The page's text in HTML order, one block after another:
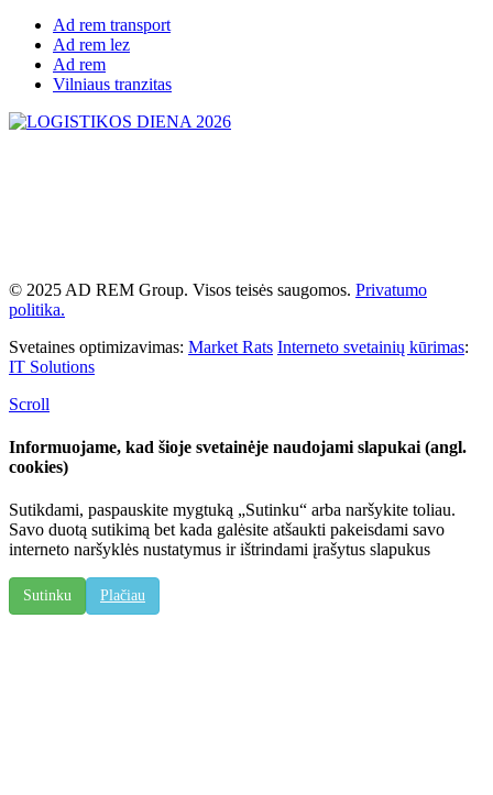
Ad rem transport
Ad rem lez
Ad rem
Vilniaus tranzitas
© 2025 AD REM Group. Visos teisės saugomos. Privatumo
politika.
Svetaines optimizavimas: Market Rats Interneto svetainių kūrimas:
IT Solutions
Scroll
Informuojame, kad šioje svetainėje naudojami slapukai (angl.
cookies)
Sutikdami, paspauskite mygtuką „Sutinku“ arba naršykite toliau.
Savo duotą sutikimą bet kada galėsite atšaukti pakeisdami savo
interneto naršyklės nustatymus ir ištrindami įrašytus slapukus
Sutinku Plačiau